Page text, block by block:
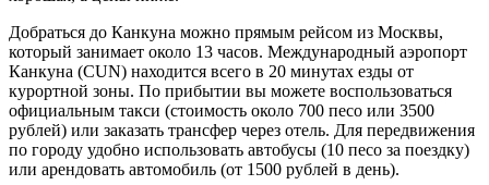
Добраться до Канкуна можно прямым рейсом из Москвы,
который занимает около 13 часов. Международный аэропорт
Канкуна (CUN) находится всего в 20 минутах езды от
курортной зоны. По прибытии вы можете воспользоваться
официальным такси (стоимость около 700 песо или 3500
рублей) или заказать трансфер через отель. Для передвижения
по городу удобно использовать автобусы (10 песо за поездку)
или арендовать автомобиль (от 1500 рублей в день).